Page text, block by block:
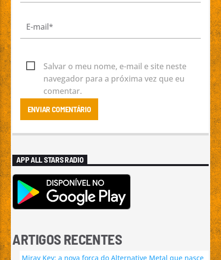
Salvar o meu nome, e-mail e site neste
navegador para a próxima vez que eu
comentar.
APP ALL STARS RADIO
ARTIGOS RECENTES
Miray Key: a nova força do Alternative Metal que nasce